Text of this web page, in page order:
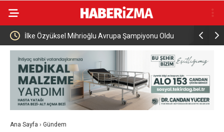
Oldu Cumhurbaşkanı Erdoğan Suudi Arabistan’a çalışma
ziyareti gerçekleştirecek
Ana Sayfa › Gündem